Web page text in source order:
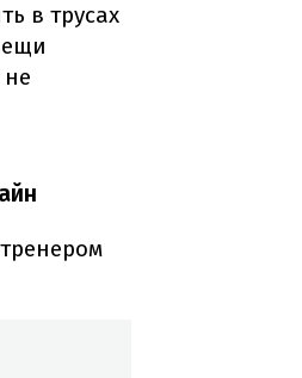
в трусах